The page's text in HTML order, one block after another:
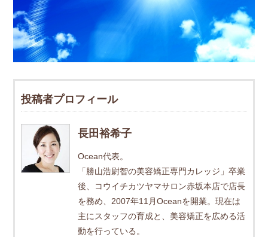
投稿者プロフィール
長田裕希子
Ocean代表。
「勝山浩尉智の美容矯正専門カレッジ」卒業
後、コウイチカツヤマサロン赤坂本店で店長
を務め、2007年11月Oceanを開業。現在は
主にスタッフの育成と、美容矯正を広める活
動を行っている。